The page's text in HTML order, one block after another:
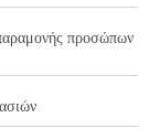
προσώπων